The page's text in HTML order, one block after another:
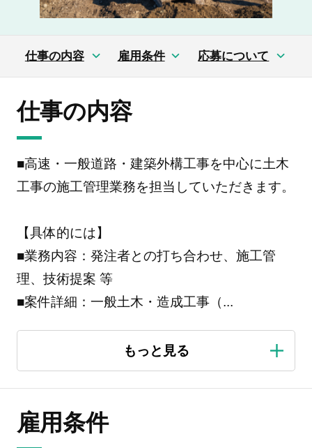
仕事の内容 雇用条件 応募について
仕事の内容
■高速・一般道路・建築外構工事を中心に土木
工事の施工管理業務を担当していただきます。
【具体的には】
■業務内容：発注者との打ち合わせ、施工管
理、技術提案 等
■案件詳細：一般土木・造成工事（...
雇用条件